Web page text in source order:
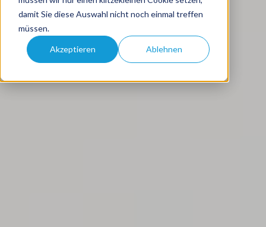
damit Sie diese Auswahl nicht noch einmal treffen
müssen.
Akzeptieren Ablehnen